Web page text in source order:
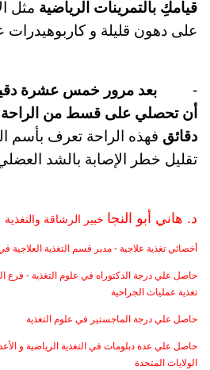
قيامكِ بالتمرينات الرياضيةمثل
على دهون قليلة و كاربوهيدرات
-
بعد مرور خمس عشرة
أن تحصلي على قسط من الراحة
دقائقفهذه الراحة تعرف بأسم
تقليل خطر الإصابة بالشد
د. هاني أبو النجا خبير الرشاقة والتغذية
أخصائي تغذية علاجية - مدير قسم التغذية العلاجية
حاصل علي درجة الدكتوراه في علوم التغذية - فرع
تغذية عمليات الجراحية
حاصل علي درجة الماجستير في علوم التغذية
حاصل علي عدة دبلومات في التغذية الرياضية و
الولايات المتحدة